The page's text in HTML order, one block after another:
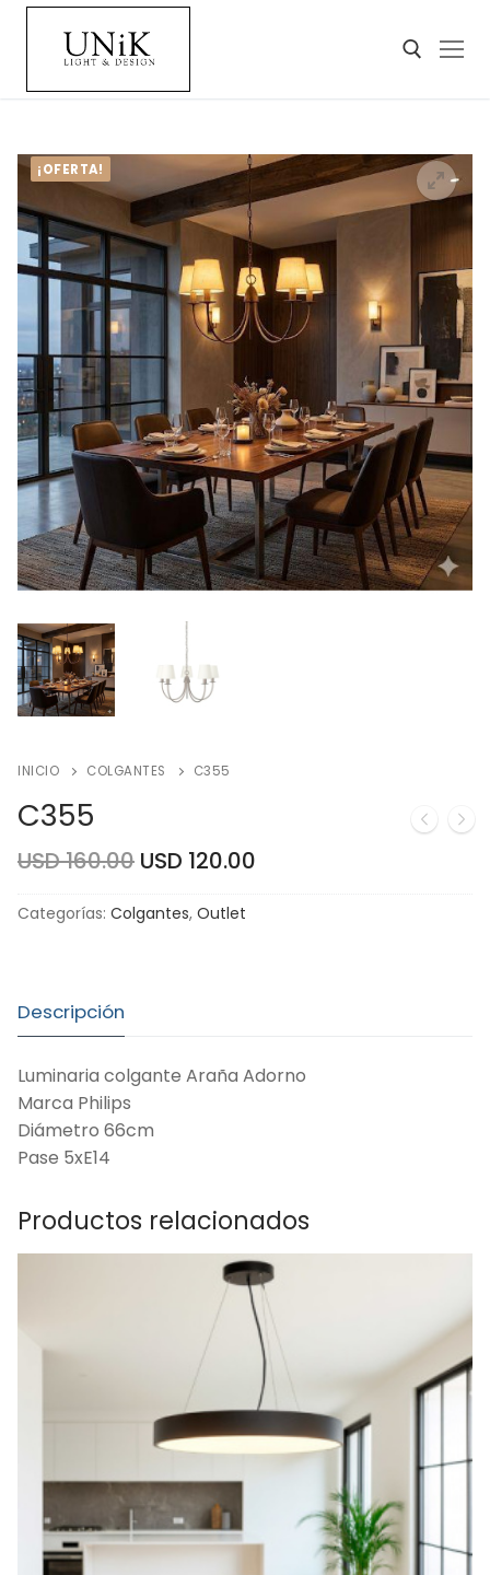
🔍
¡OFERTA!
INICIO COLGANTES C355
C355
USD160.00 USD 120.00
Categorías: Colgantes, Outlet
Descripción
Luminaria colgante Araña Adorno
Marca Philips
Diámetro 66cm
Pase 5xE14
Productos relacionados